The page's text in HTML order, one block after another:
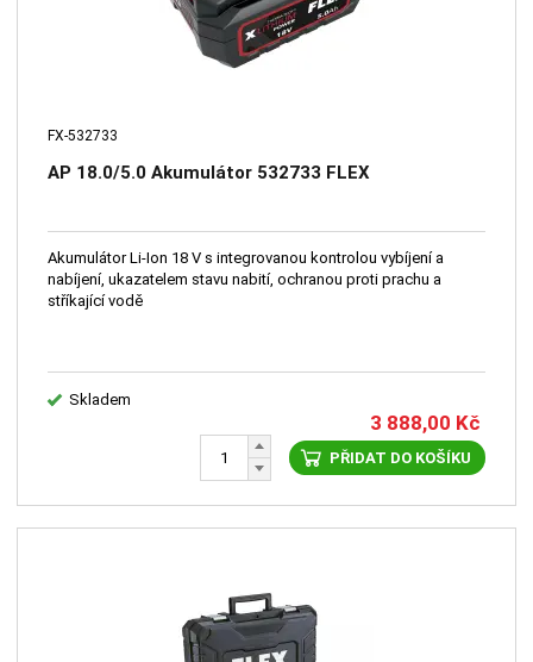
FX-532733
AP 18.0/5.0 Akumulátor 532733 FLEX
Akumulátor Li-Ion 18 V s integrovanou kontrolou vybíjení a
nabíjení, ukazatelem stavu nabití, ochranou proti prachu a
stříkající vodě
Skladem
3 888,00 Kč
PŘIDAT DO KOŠÍKU